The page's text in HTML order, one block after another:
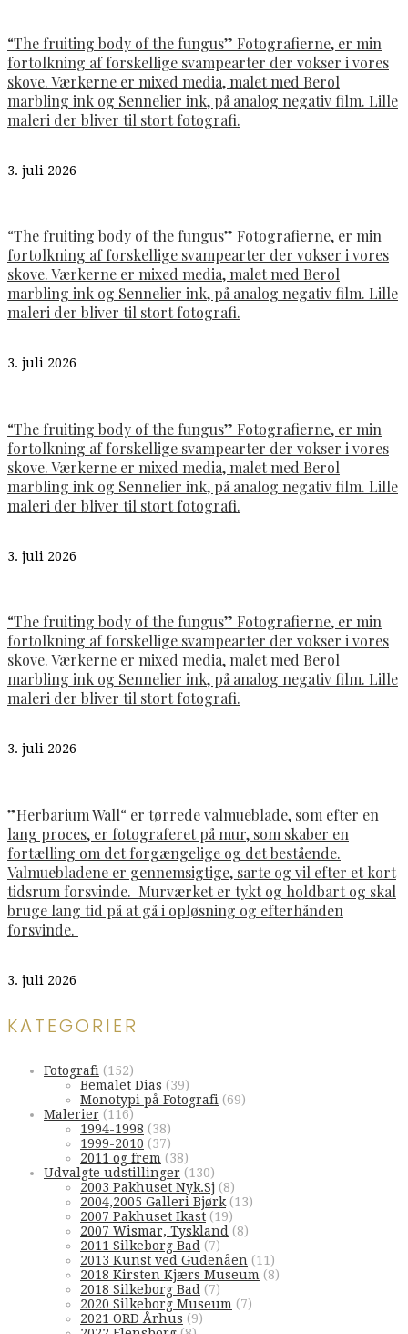
“The fruiting body of the fungus” Fotografierne, er min
fortolkning af forskellige svampearter der vokser i vores
skove. Værkerne er mixed media, malet med Berol
marbling ink og Sennelier ink, på analog negativ film. Lille
maleri der bliver til stort fotografi.
3. juli 2026
“The fruiting body of the fungus” Fotografierne, er min
fortolkning af forskellige svampearter der vokser i vores
skove. Værkerne er mixed media, malet med Berol
marbling ink og Sennelier ink, på analog negativ film. Lille
maleri der bliver til stort fotografi.
3. juli 2026
“The fruiting body of the fungus” Fotografierne, er min
fortolkning af forskellige svampearter der vokser i vores
skove. Værkerne er mixed media, malet med Berol
marbling ink og Sennelier ink, på analog negativ film. Lille
maleri der bliver til stort fotografi.
3. juli 2026
“The fruiting body of the fungus” Fotografierne, er min
fortolkning af forskellige svampearter der vokser i vores
skove. Værkerne er mixed media, malet med Berol
marbling ink og Sennelier ink, på analog negativ film. Lille
maleri der bliver til stort fotografi.
3. juli 2026
”Herbarium Wall“ er tørrede valmueblade, som efter en
lang proces, er fotograferet på mur, som skaber en
fortælling om det forgængelige og det bestående.
Valmuebladene er gennemsigtige, sarte og vil efter et kort
tidsrum forsvinde. Murværket er tykt og holdbart og skal
bruge lang tid på at gå i opløsning og efterhånden
forsvinde.
3. juli 2026
KATEGORIER
Fotografi (152)
Bemalet Dias (39)
Monotypi på Fotografi (69)
Malerier (116)
1994-1998 (38)
1999-2010 (37)
2011 og frem (38)
Udvalgte udstillinger (130)
2003 Pakhuset Nyk.Sj (8)
2004,2005 Galleri Bjørk (13)
2007 Pakhuset Ikast (19)
2007 Wismar, Tyskland (8)
2011 Silkeborg Bad (7)
2013 Kunst ved Gudenåen (11)
2018 Kirsten Kjærs Museum (8)
2018 Silkeborg Bad (7)
2020 Silkeborg Museum (7)
2021 ORD Århus (9)